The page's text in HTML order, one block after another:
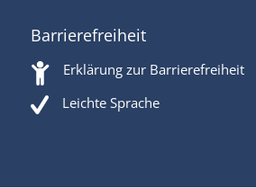
Barrierefreiheit
Erklärung zur Barrierefreiheit
Leichte Sprache